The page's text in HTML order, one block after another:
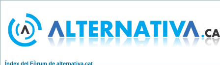
Índex del Fòrum de alternativa.cat